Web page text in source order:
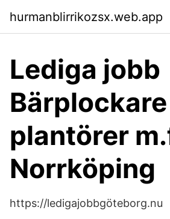
hurmanblirrikozsx.web.app
Lediga jobb
plantörer
Norrköping
https://ledigajobbgöteborg.nu